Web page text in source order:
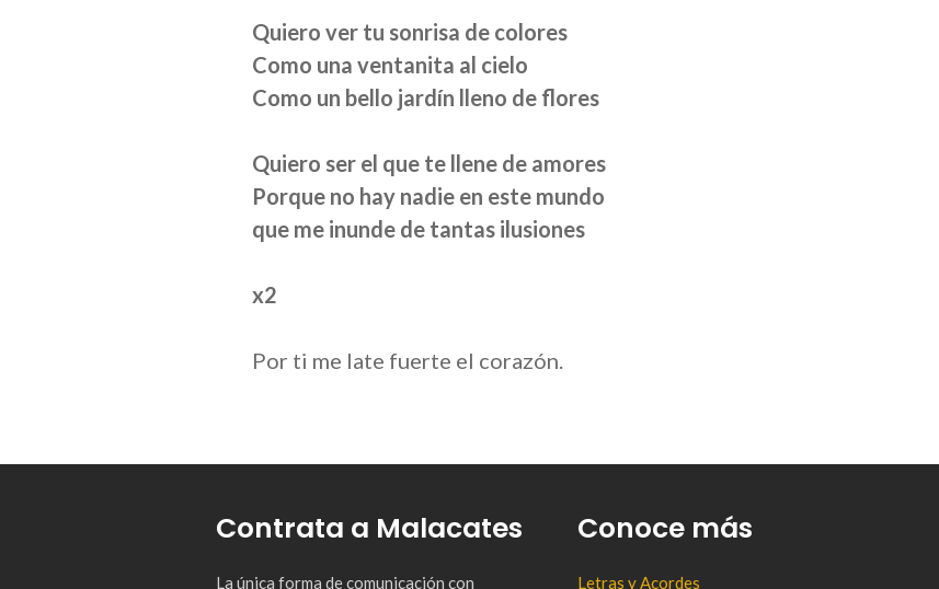
Quiero ver tu sonrisa de colores
Como una ventanita al cielo
Como un bello jardín lleno de flores
Quiero ser el que te llene de amores
Porque no hay nadie en este mundo
que me inunde de tantas ilusiones
x2
Por ti me late fuerte el corazón.
Contrata a Malacates
La única forma de comunicación con
Conoce más
Letras y Acordes